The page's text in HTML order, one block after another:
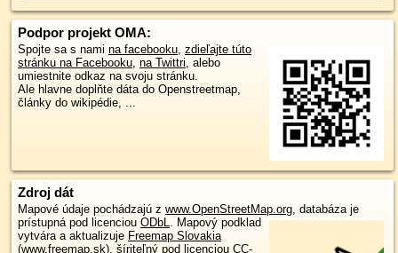
Podpor projekt OMA:
Spojte sa s nami na facebooku, zdieľajte túto
stránku na Facebooku, na Twittri, alebo
umiestnite odkaz na svoju stránku.
Ale hlavne doplňte dáta do Openstreetmap,
články do wikipédie, ...
Zdroj dát
Mapové údaje pochádzajú z www.OpenStreetMap.org, databáza je
prístupná pod licenciou ODbL. Mapový podklad
vytvára a aktualizuje Freemap Slovakia
(www.freemap.sk), šíriteľný pod licenciou CC-